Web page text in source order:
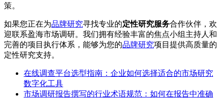
策。
如果您正在为品牌研究寻找专业的定性研究服务合作伙伴，欢
迎联系盈海市场调研。我们拥有经验丰富的焦点小组主持人和
完善的项目执行体系，能够为您的品牌研究项目提供高质量的
定性研究支持。
在线调查平台选型指南：企业如何选择适合的市场研究
数字化工具
市场调研报告撰写的行业术语规范：如何在报告中准确